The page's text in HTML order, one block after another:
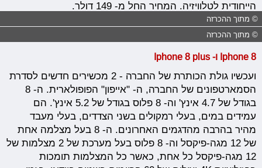
הייחודית לטלוויזיה. המחיר החל מ- 149 דולר.
© מתוך ההכרזה
© מתוך ההכרזה
Iphone 8 ו- Iphone 8 plus
ועכשיו גולת הכותרת של החברה - 2 מכשירים חדשים לסדרת
הסמארטפונים של החברה, ה- "אייפון" הפופולארית. ה- 8
בגודל של 4.7 אינץ' וה- 8 פלוס בגודל של 5.2 אינץ'. הם
עמידים במים, בעלי רמקולים בשני הצדדים, בעלי מעבד
מהיר בהרבה מהדגמים האחרונים. ה- 8 בעל מצלמה אחת
של 12 מגה-פיקסל וה- 8 פלוס בעל מערכת של 2 מצלמות של
12 מגה-פיקסל כל אחת, כאשר כל המצלמות תומכות